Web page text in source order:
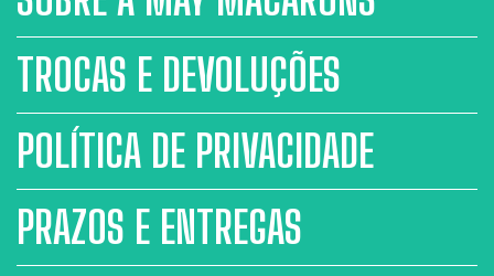
TROCAS E DEVOLUÇÕES
POLÍTICA DE PRIVACIDADE
PRAZOS E ENTREGAS